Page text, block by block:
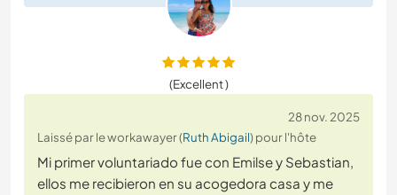
(Excellent )
28 nov. 2025
Laissé par le workawayer (Ruth Abigail) pour l'hôte
Mi primer voluntariado fue con Emilse y Sebastian,
ellos me recibieron en su acogedora casa y me